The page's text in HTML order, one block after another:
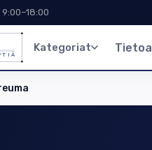
9:00–18:00
Kategoriat